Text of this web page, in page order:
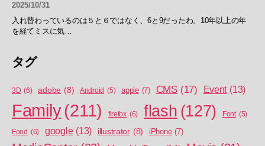
2025/10/31
入れ替わっているのは５と６ではなく、6と9だったわ。10年以上の年
を経てミスに気…
タグ
3D (6) adobe (8) Android (5) apple (7) CMS (17) Event (13)
Family(211) firefox (6) flash (127) Font (5)
Food (6) google (13) illustrator (8) iPhone (7)